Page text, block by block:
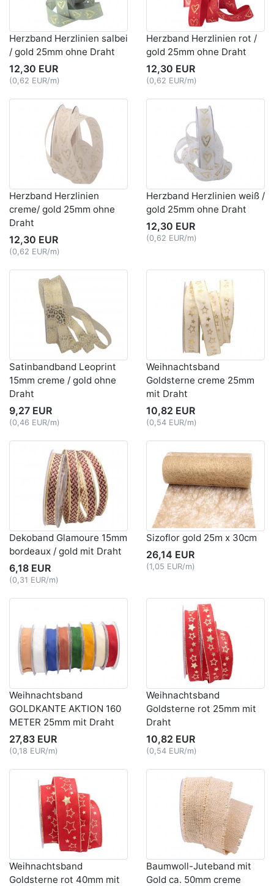
Herzband Herzlinien salbei
/ gold 25mm ohne Draht
12,30 EUR
(0,62 EUR/m)
Herzband Herzlinien rot /
gold 25mm ohne Draht
12,30 EUR
(0,62 EUR/m)
Herzband Herzlinien
creme/ gold 25mm ohne
Draht
12,30 EUR
(0,62 EUR/m)
Herzband Herzlinien weiß /
gold 25mm ohne Draht
12,30 EUR
(0,62 EUR/m)
Satinbandband Leoprint
15mm creme / gold ohne
Draht
9,27 EUR
(0,46 EUR/m)
Weihnachtsband
Goldsterne creme 25mm
mit Draht
10,82 EUR
(0,54 EUR/m)
Dekoband Glamoure 15mm
bordeaux / gold mit Draht
6,18 EUR
(0,31 EUR/m)
Sizoflor gold 25m x 30cm
26,14 EUR
(1,05 EUR/m)
Weihnachtsband
GOLDKANTE AKTION 160
METER 25mm mit Draht
27,83 EUR
(0,18 EUR/m)
Weihnachtsband
Goldsterne rot 25mm mit
Draht
10,82 EUR
(0,54 EUR/m)
Weihnachtsband
Goldsterne rot 40mm mit
Baumwoll-Juteband mit
Gold ca. 50mm creme